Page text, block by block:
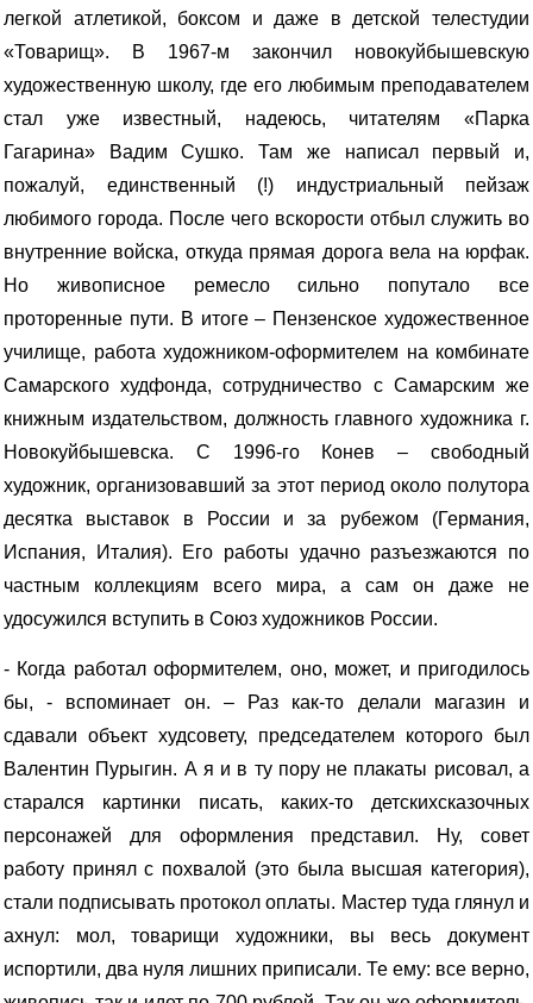
легкой атлетикой, боксом и даже в детской телестудии
«Товарищ». В 1967-м закончил новокуйбышевскую
художественную школу, где его любимым преподавателем
стал уже известный, надеюсь, читателям «Парка
Гагарина» Вадим Сушко. Там же написал первый и,
пожалуй, единственный (!) индустриальный пейзаж
любимого города. После чего вскорости отбыл служить во
внутренние войска, откуда прямая дорога вела на юрфак.
Но живописное ремесло сильно попутало все
проторенные пути. В итоге – Пензенское художественное
училище, работа художником-оформителем на комбинате
Самарского худфонда, сотрудничество с Самарским же
книжным издательством, должность главного художника г.
Новокуйбышевска. С 1996-го Конев – свободный
художник, организовавший за этот период около полутора
десятка выставок в России и за рубежом (Германия,
Испания, Италия). Его работы удачно разъезжаются по
частным коллекциям всего мира, а сам он даже не
удосужился вступить в Союз художников России.
- Когда работал оформителем, оно, может, и пригодилось
бы, - вспоминает он. – Раз как-то делали магазин и
сдавали объект худсовету, председателем которого был
Валентин Пурыгин. А я и в ту пору не плакаты рисовал, а
старался картинки писать, каких-то детскихсказочных
персонажей для оформления представил. Ну, совет
работу принял с похвалой (это была высшая категория),
стали подписывать протокол оплаты. Мастер туда глянул и
ахнул: мол, товарищи художники, вы весь документ
испортили, два нуля лишних приписали. Те ему: все верно,